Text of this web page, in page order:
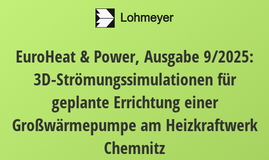
EuroHeat & Power, Ausgabe 9/2025:
3D-Strömungssimulationen für
geplante Errichtung einer
Großwärmepumpe am Heizkraftwerk
Chemnitz